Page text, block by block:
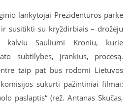
lankytojai Prezidentūros parke
susitikti su kryždirbiais – drožėju
kalviu Sauliumi Kroniu, kurie
subtilybes, įrankius, procesą.
taip pat bus rodomi Lietuvos
komisijos sukurti pažintiniai filmai:
paslaptis“ (rež. Antanas Skučas,